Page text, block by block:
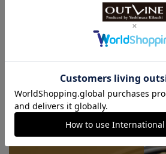
特許取得“耐衝撃”ウオッチなど
KUOE：総まとめ